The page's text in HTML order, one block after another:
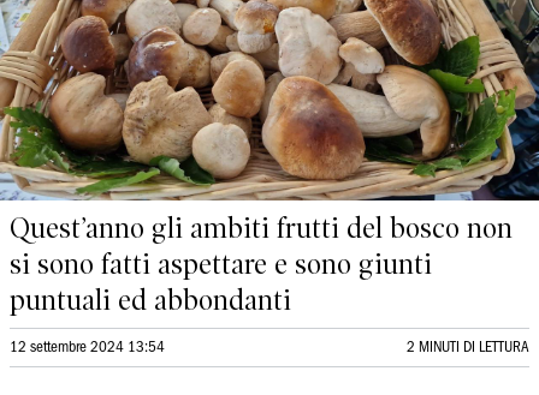
Quest’anno gli ambiti frutti del bosco non
si sono fatti aspettare e sono giunti
puntuali ed abbondanti
12 settembre 2024 13:54 2 MINUTI DI LETTURA